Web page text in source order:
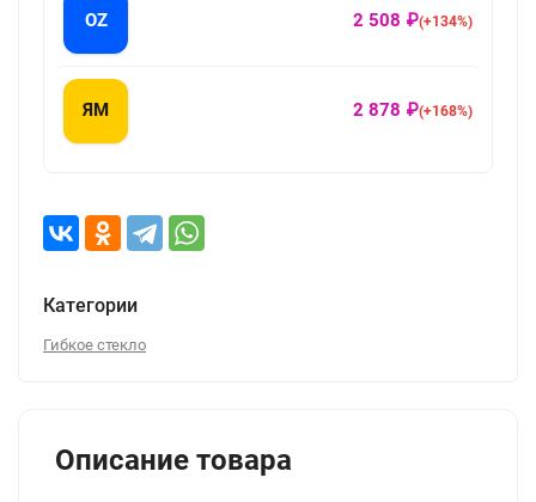
OZ 2 508 ₽(+134%)
ЯМ 2 878 ₽(+168%)
Категории
Гибкое стекло
Описание товара